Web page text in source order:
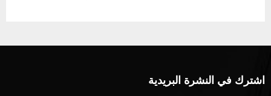
اشترك في النشرة البريدية